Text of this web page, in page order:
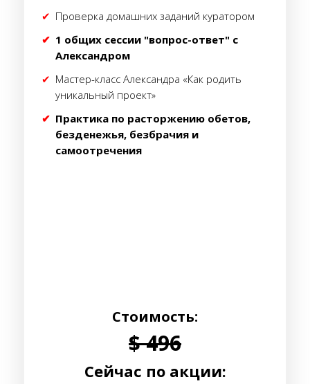
Проверка домашних заданий куратором
1 общих сессии "вопрос-ответ" с
Александром
Мастер-класс Александра «Как родить
уникальный проект»
Практика по расторжению обетов,
безденежья, безбрачия и
самоотречения
Стоимость:
$ 496
Cейчас по акции: